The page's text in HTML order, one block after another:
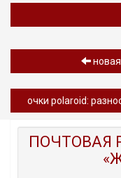
очки polaroid:
ПОЧТОВАЯ